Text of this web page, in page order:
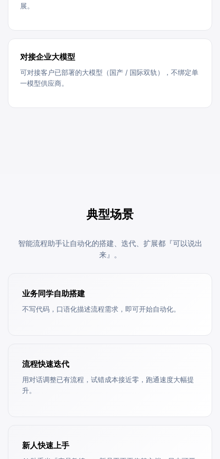
展。
对接企业大模型
可对接客户已部署的大模型（国产 / 国际双轨），不绑定单
一模型供应商。
典型场景
智能流程助手让自动化的搭建、迭代、扩展都『可以说出
来』。
业务同学自助搭建
不写代码，口语化描述流程需求，即可开始自动化。
流程快速迭代
用对话调整已有流程，试错成本接近零，跑通速度大幅提
升。
新人快速上手